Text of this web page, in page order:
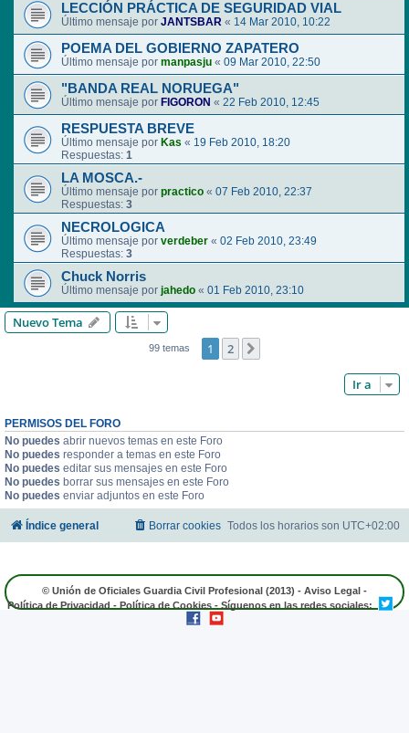
LECCIÓN PRÁCTICA DE SEGURIDAD VIAL
Último mensaje por JANTSBAR « 14 Mar 2010, 10:22
POEMA DEL GOBIERNO ZAPATERO
Último mensaje por manpasju « 09 Mar 2010, 22:50
"BANDA REAL NORUEGA"
Último mensaje por FIGORON « 22 Feb 2010, 12:45
RESPUESTA BREVE
Último mensaje por Kas « 19 Feb 2010, 18:20
Respuestas: 1
LA MOSCA.-
Último mensaje por practico « 07 Feb 2010, 22:37
Respuestas: 3
NECROLOGICA
Último mensaje por verdeber « 02 Feb 2010, 23:49
Respuestas: 3
Chuck Norris
Último mensaje por jahedo « 01 Feb 2010, 23:10
Nuevo Tema
99 temas 1 2
Ir a
PERMISOS DEL FORO
No puedes abrir nuevos temas en este Foro
No puedes responder a temas en este Foro
No puedes editar sus mensajes en este Foro
No puedes borrar sus mensajes en este Foro
No puedes enviar adjuntos en este Foro
Índice general Todos los horarios son UTC+02:00
Borrar cookies
© Unión de Oficiales Guardia Civil Profesional (2013) - Aviso Legal -
Política de Privacidad - Política de Cookies - Síguenos en las redes sociales: